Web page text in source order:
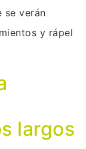
se verán
y rápel
largos